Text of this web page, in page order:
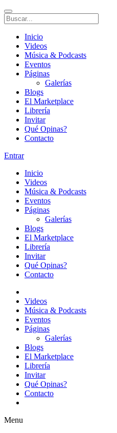
Inicio
Videos
Música & Podcasts
Eventos
Páginas
Galerías
Blogs
El Marketplace
Librería
Invitar
Qué Opinas?
Contacto
Entrar
Inicio
Videos
Música & Podcasts
Eventos
Páginas
Galerías
Blogs
El Marketplace
Librería
Invitar
Qué Opinas?
Contacto
Videos
Música & Podcasts
Eventos
Páginas
Galerías
Blogs
El Marketplace
Librería
Invitar
Qué Opinas?
Contacto
Menu